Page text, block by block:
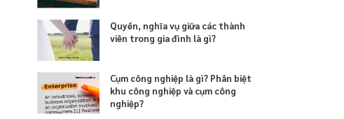
Quyền, nghĩa vụ giữa các thành
viên trong gia đình là gì?
Cụm công nghiệp là gì? Phân biệt
khu công nghiệp và cụm công
nghiệp?